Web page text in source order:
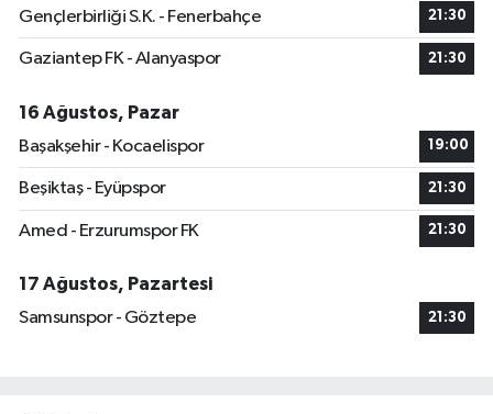
Gençlerbirliği S.K. - Fenerbahçe 21:30
Gaziantep FK - Alanyaspor 21:30
16 Ağustos, Pazar
Başakşehir - Kocaelispor
19:00
Beşiktaş - Eyüpspor 21:30
Amed - Erzurumspor FK 21:30
17 Ağustos, Pazartesi
Samsunspor - Göztepe
21:30